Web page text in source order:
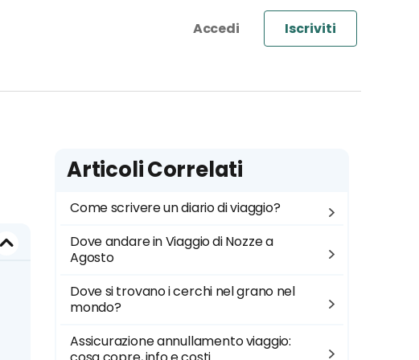
Iscriviti
Articoli Correlati
Come scrivere un diario di viaggio?
Dove andare in Viaggio di Nozze a
Agosto
Dove si trovano i cerchi nel grano nel
mondo?
Assicurazione annullamento viaggio: